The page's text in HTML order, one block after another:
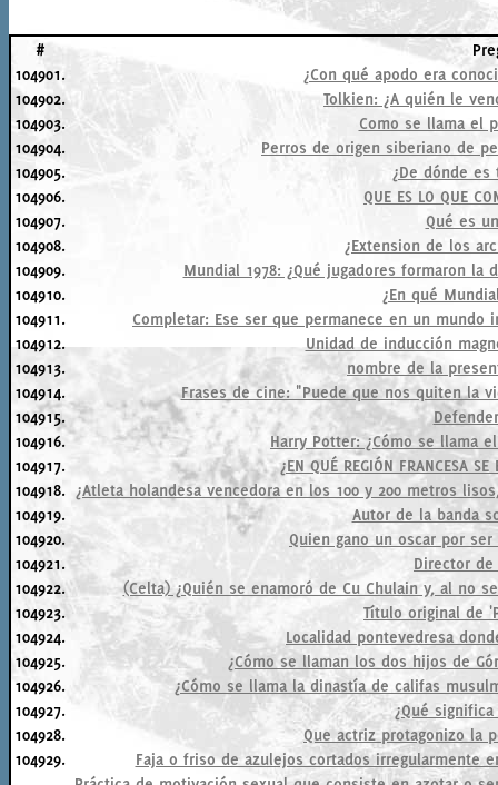
#
104901.
¿Con qué apodo era
104902.
Tolkien: ¿A quién le
104903.
Como se llama el
104904.
Perros de origen siberiano de
104905.
¿De dónde
104906.
QUE ES LO QUE
104907.
Qué es
104908.
¿Extension de los
104909.
Mundial 1978: ¿Qué jugadores formaron
104910.
¿En qué
104911.
Completar: Ese ser que permanece en un
104912.
Unidad de inducción
104913.
nombre de la
104914.
Frases de cine: "Puede que nos quiten la
104915.
104916.
Harry Potter: ¿Cómo se llama
104917.
¿EN QUÉ REGIÓN FRANCESA
104918. ¿Atleta holandesa vencedora en los 100 y 200 metros
104919.
Autor de la banda
104920.
Quien gano un oscar por
104921.
Director
104922.
(Celta) ¿Quién se enamoró de Cu Chulain y, al no
104923.
Título original de
104924.
Localidad pontevedresa
104925.
¿Cómo se llaman los dos hijos de
104926.
¿Cómo se llama la dinastía de califas
104927.
¿Qué
104928.
Que actriz protagonizo la
104929.
Faja o friso de azulejos cortados irregularmente